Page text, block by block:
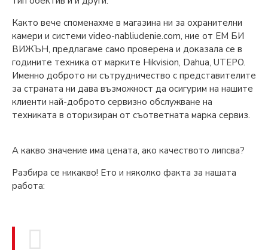
Както вече споменахме в магазина ни за охранителни
камери и системи video-nabliudenie.com, ние от ЕМ БИ
ВИЖЪН, предлагаме само проверена и доказала се в
годините техника от марките Hikvision, Dahua, UTEPO.
Именно доброто ни сътрудничество с представителите
за страната ни дава възможност да осигурим на нашите
клиенти най-доброто сервизно обслужване на
техниката в оторизиран от съответната марка сервиз.
А какво значение има цената, ако качеството липсва?
Разбира се никакво! Ето и няколко факта за нашата
работа: